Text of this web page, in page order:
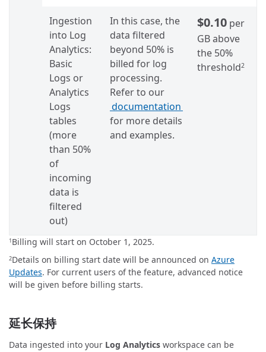
Ingestion
into Log
Analytics:
Basic
Logs or
Analytics
Logs
tables
(more
than 50%
of
incoming
data is
filtered
out)
In this case, the
data filtered
beyond 50% is
billed for log
processing.
Refer to our
documentation
for more details
and examples.
$0.10 per
GB above
the 50%
threshold2
1Billing will start on October 1, 2025.
2Details on billing start date will be announced on Azure
Updates. For current users of the feature, advanced notice
will be given before billing starts.
延长保持
Data ingested into your Log Analytics workspace can be